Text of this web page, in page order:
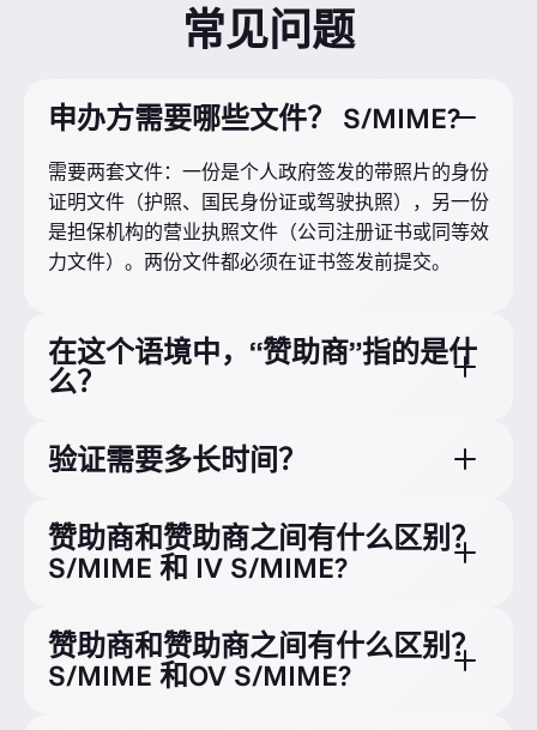
常见问题
申办方需要哪些文件？ S/MIME?
需要两套文件：一份是个人政府签发的带照片的身份
证明文件（护照、国民身份证或驾驶执照），另一份
是担保机构的营业执照文件（公司注册证书或同等效
力文件）。两份文件都必须在证书签发前提交。
在这个语境中，“赞助商”指的是什
么？
验证需要多长时间？
赞助商和赞助商之间有什么区别？
S/MIME 和 IV S/MIME?
赞助商和赞助商之间有什么区别？
S/MIME 和OV S/MIME?